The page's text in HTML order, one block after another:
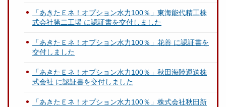
「あきたＥネ！オプション水力100％」東海能代精工株
式会社第二工場 に認証書を交付しました
「あきたＥネ！オプション水力100％」花善 に認証書を
交付しました
「あきたＥネ！オプション水力100％」秋田海陸運送株
式会社 に認証書を交付しました
「あきたＥネ！オプション水力100％」株式会社秋田新